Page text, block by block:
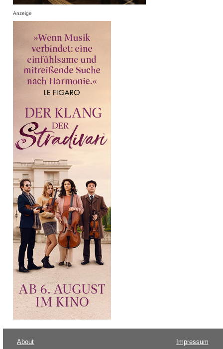
Anzeige
About Impressum